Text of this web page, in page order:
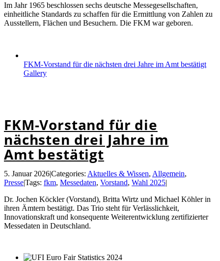
Im Jahr 1965 beschlossen sechs deutsche Messegesellschaften,
einheitliche Standards zu schaffen für die Ermittlung von Zahlen zu
Ausstellern, Flächen und Besuchern. Die FKM war geboren.
FKM-Vorstand für die nächsten drei Jahre im Amt bestätigt
Gallery
FKM-Vorstand für die
nächsten drei Jahre im
Amt bestätigt
5. Januar 2026Categories: Aktuelles & Wissen, Allgemein,
PresseTags: fkm, Messedaten, Vorstand, Wahl 2025
Dr. Jochen Köckler (Vorstand), Britta Wirtz und Michael Köhler in
ihren Ämtern bestätigt. Das Trio steht für Verlässlichkeit,
Innovationskraft und konsequente Weiterentwicklung zertifizierter
Messedaten in Deutschland.